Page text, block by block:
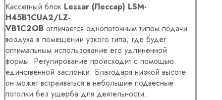
Кассетный блок Lessar (Лессар) LSM-
H45B1CUA2/LZ-
VB1C2OB отличается однопоточным типом подачи
воздуха в помещении узкого типа, где будет
оптимальным использование его удлиненной
формы. Регулирование происходит с помощью
единственной заслонки. Благодаря низкой высоте
он может встраиваться в небольшие подвесные
потолки без ущерба для деятельности.